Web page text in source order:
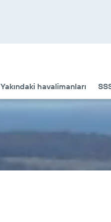
Yakındaki havalimanları